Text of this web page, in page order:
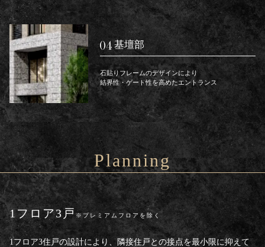
基壇部
石貼りフレームのデザインにより
結界性・ゲート性を高めたエントランス
Planning
1フロア3戸※プレミアムフロアを除く
1フロア3住戸の設計により、隣接住戸との接点を最小限に抑えて